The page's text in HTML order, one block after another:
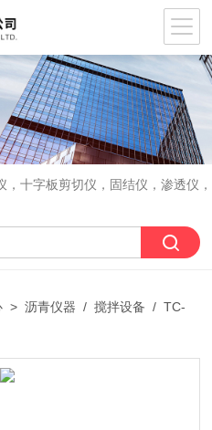
，十字板剪切仪，固结仪，渗透仪
>沥青仪器 /搅拌设备 / TC-